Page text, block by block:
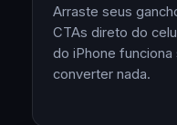
Arraste seus
CTAs direto do
do iPhone funciona
converter nada.